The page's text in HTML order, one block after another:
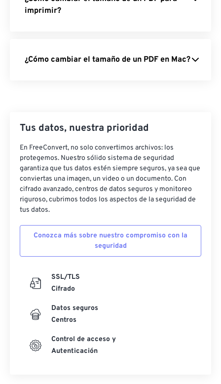
imprimir?
¿Cómo cambiar el tamaño de un PDF en Mac?
Tus datos, nuestra prioridad
En FreeConvert, no solo convertimos archivos: los
protegemos. Nuestro sólido sistema de seguridad
garantiza que tus datos estén siempre seguros, ya sea que
conviertas una imagen, un video o un documento. Con
cifrado avanzado, centros de datos seguros y monitoreo
riguroso, cubrimos todos los aspectos de la seguridad de
tus datos.
Conozca más sobre nuestro compromiso con la
seguridad
SSL/TLS
Cifrado
Datos seguros
Centros
Control de acceso y
Autenticación